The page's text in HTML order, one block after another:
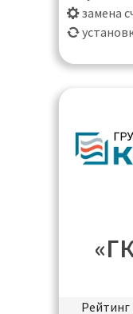
замена
Рейтинг